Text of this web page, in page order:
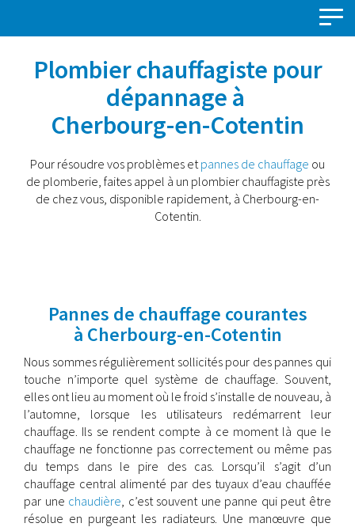
Plombier chauffagiste pour
dépannage à
Cherbourg-en-Cotentin
Pour résoudre vos problèmes etpannes de chauffage ou
de plomberie, faites appel à un plombier chauffagiste près
de chez vous, disponible rapidement, à Cherbourg-en-
Cotentin.
Pannes de chauffage courantes
à Cherbourg-en-Cotentin
Nous sommes régulièrement sollicités pour des pannes qui
touche n’importe quel système de chauffage. Souvent,
elles ont lieu au moment où le froid s’installe de nouveau, à
l’automne, lorsque les utilisateurs redémarrent leur
chauffage. Ils se rendent compte à ce moment là que le
chauffage ne fonctionne pas correctement ou même pas
du temps dans le pire des cas. Lorsqu’il s’agit d’un
chauffage central alimenté par des tuyaux d’eau chauffée
par une chaudière, c’est souvent une panne qui peut être
résolue en purgeant les radiateurs. Une manœuvre que